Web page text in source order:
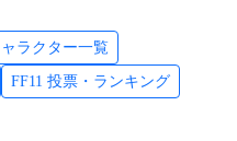
ャラクター一覧
FF11 投票・ランキング